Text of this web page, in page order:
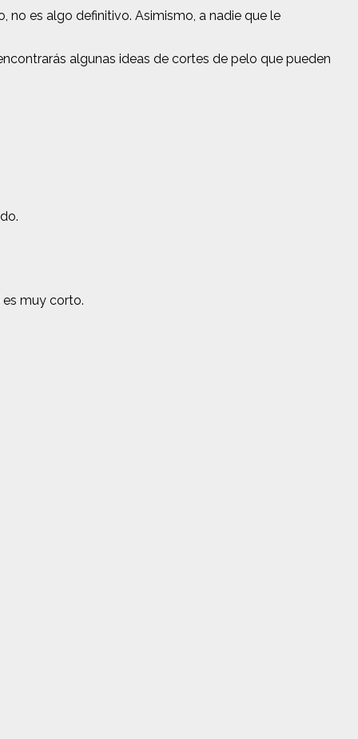
no es algo definitivo. Asimismo, a nadie que le
algunas ideas de cortes de pelo que pueden
es muy corto.